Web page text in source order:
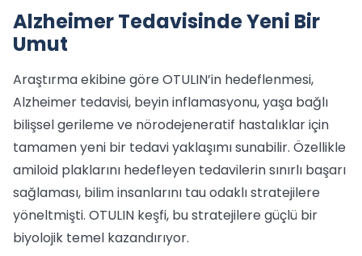
Alzheimer Tedavisinde Yeni Bir
Umut
Araştırma ekibine göre OTULIN’in hedeflenmesi,
Alzheimer tedavisi, beyin inflamasyonu, yaşa bağlı
bilişsel gerileme ve nörodejeneratif hastalıklar için
tamamen yeni bir tedavi yaklaşımı sunabilir. Özellikle
amiloid plaklarını hedefleyen tedavilerin sınırlı başarı
sağlaması, bilim insanlarını tau odaklı stratejilere
yöneltmişti. OTULIN keşfi, bu stratejilere güçlü bir
biyolojik temel kazandırıyor.